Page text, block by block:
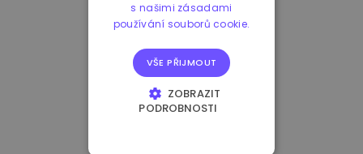
s našimi zásadami
používání souborů cookie.
VŠE PŘIJMOUT
ZOBRAZIT
PODROBNOSTI